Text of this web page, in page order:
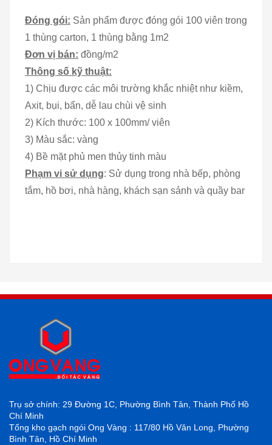
Đóng gói: Sản phẩm được đóng gói 100 viên trong
1 thùng carton, 1 thùng bằng 1m2
Đơn vị bán: đồng/m2
Thông số kỹ thuật:
1) Chịu được các môi trường khắc nhiệt như kiềm,
Axit, bụi, bẩn, dễ lau chùi vệ sinh
2) Kích thước: 100 x 100mm/ viên
3) Màu sắc: vàng
4) Bề mặt phủ men thủy tinh màu
Phạm vi sử dụng: Sử dụng trong nhà bếp, phòng
tắm, hồ bơi, nhà hàng, khách sạn sảnh và quầy bar
Trụ sở chính: 29 Đường 1C, Phường Bình Tân, Thành Phố Hồ
Chí Minh
Tổng kho gạch ngói Ong Vàng : 117/80 Hồ Văn Long, Phường
Bình Tân, Hồ Chí Minh